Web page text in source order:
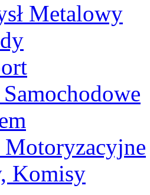
Metalowy
Motoryzacyjne
Komisy